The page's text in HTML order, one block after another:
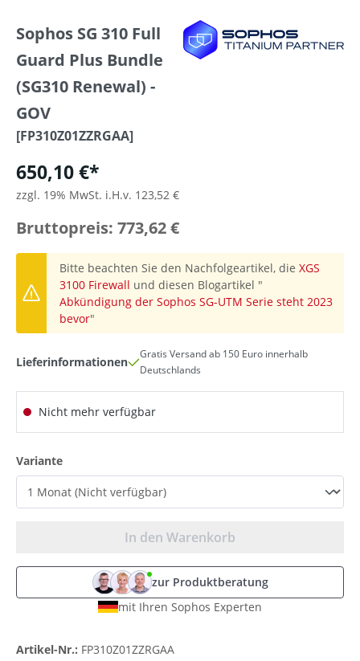
Sophos SG 310 Full
Guard Plus Bundle
(SG310 Renewal) -
GOV
[FP310Z01ZZRGAA]
650,10 €*
zzgl. 19% MwSt. i.H.v. 123,52 €
Bruttopreis: 773,62 €
Bitte beachten Sie den Nachfolgeartikel, die XGS
3100 Firewall und diesen Blogartikel "
Abkündigung der Sophos SG-UTM Serie steht 2023
bevor"
Lieferinformationen
Gratis Versand ab 150 Euro innerhalb
Deutschlands
Nicht mehr verfügbar
Varianteauswählen
In den Warenkorb
zur Produktberatung
mit Ihren Sophos Experten
Artikel-Nr.: FP310Z01ZZRGAA